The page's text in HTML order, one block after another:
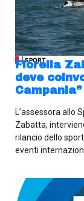
| SPORT
Fiorella
deve
Campania”
L’assessora allo
Zabatta,
rilancio dello
eventi